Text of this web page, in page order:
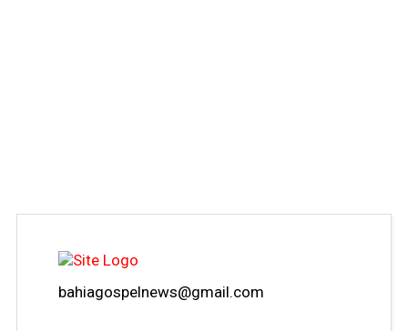
bahiagospelnews@gmail.com